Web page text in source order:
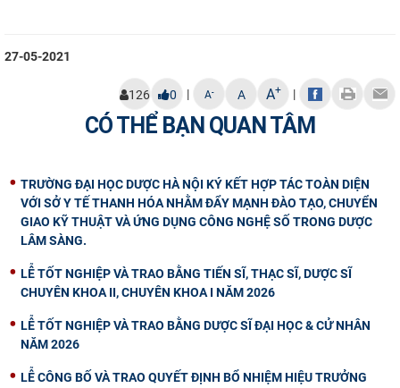
27-05-2021
126 0 | A- A A+ |
CÓ THỂ BẠN QUAN TÂM
TRƯỜNG ĐẠI HỌC DƯỢC HÀ NỘI KÝ KẾT HỢP TÁC TOÀN DIỆN
VỚI SỞ Y TẾ THANH HÓA NHẰM ĐẨY MẠNH ĐÀO TẠO, CHUYỂN
GIAO KỸ THUẬT VÀ ỨNG DỤNG CÔNG NGHỆ SỐ TRONG DƯỢC
LÂM SÀNG.
LỄ TỐT NGHIỆP VÀ TRAO BẰNG TIẾN SĨ, THẠC SĨ, DƯỢC SĨ
CHUYÊN KHOA II, CHUYÊN KHOA I NĂM 2026
LỄ TỐT NGHIỆP VÀ TRAO BẰNG DƯỢC SĨ ĐẠI HỌC & CỬ NHÂN
NĂM 2026
LỄ CÔNG BỐ VÀ TRAO QUYẾT ĐỊNH BỔ NHIỆM HIỆU TRƯỞNG